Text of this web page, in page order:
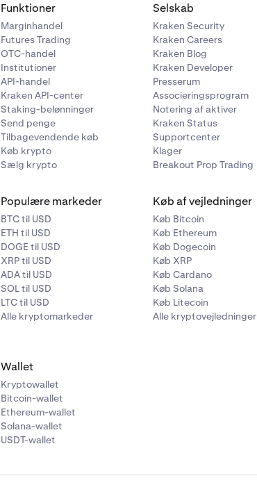
Funktioner
Marginhandel
Futures Trading
OTC-handel
Institutioner
API-handel
Kraken API-center
Staking-belønninger
Send penge
Tilbagevendende køb
Køb krypto
Sælg krypto
Selskab
Kraken Security
Kraken Careers
Kraken Blog
Kraken Developer
Presserum
Associeringsprogram
Notering af aktiver
Kraken Status
Supportcenter
Klager
Breakout Prop Trading
Populære markeder
BTC til USD
ETH til USD
DOGE til USD
XRP til USD
ADA til USD
SOL til USD
LTC til USD
Alle kryptomarkeder
Køb af vejledninger
Køb Bitcoin
Køb Ethereum
Køb Dogecoin
Køb XRP
Køb Cardano
Køb Solana
Køb Litecoin
Alle kryptovejledninger
Wallet
Kryptowallet
Bitcoin-wallet
Ethereum-wallet
Solana-wallet
USDT-wallet